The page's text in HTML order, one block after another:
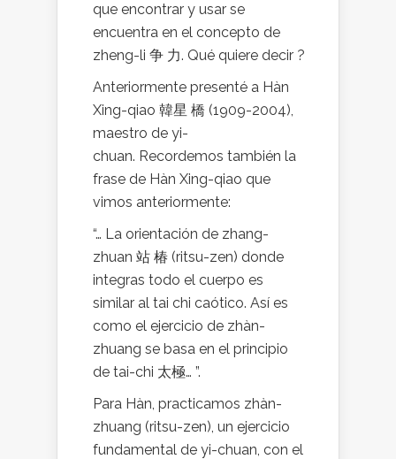
que encontrar y usar se
encuentra en el concepto de
zheng-li 争 力. Qué quiere decir ?
Anteriormente presenté a Hàn
Xing-qiao 韓星 橋 (1909-2004),
maestro de yi-
chuan. Recordemos también la
frase de Hàn Xing-qiao que
vimos anteriormente:
“… La orientación de zhang-
zhuan 站 椿 (ritsu-zen) donde
integras todo el cuerpo es
similar al tai chi caótico. Así es
como el ejercicio de zhàn-
zhuang se basa en el principio
de tai-chi 太極… ”.
Para Hàn, practicamos zhàn-
zhuang (ritsu-zen), un ejercicio
fundamental de yi-chuan, con el